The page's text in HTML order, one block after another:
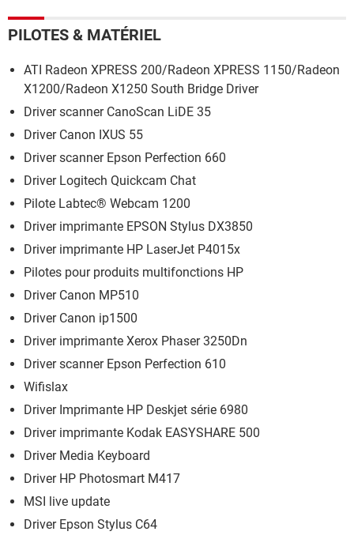
PILOTES & MATÉRIEL
ATI Radeon XPRESS 200/Radeon XPRESS 1150/Radeon
X1200/Radeon X1250 South Bridge Driver
Driver scanner CanoScan LiDE 35
Driver Canon IXUS 55
Driver scanner Epson Perfection 660
Driver Logitech Quickcam Chat
Pilote Labtec® Webcam 1200
Driver imprimante EPSON Stylus DX3850
Driver imprimante HP LaserJet P4015x
Pilotes pour produits multifonctions HP
Driver Canon MP510
Driver Canon ip1500
Driver imprimante Xerox Phaser 3250Dn
Driver scanner Epson Perfection 610
Wifislax
Driver Imprimante HP Deskjet série 6980
Driver imprimante Kodak EASYSHARE 500
Driver Media Keyboard
Driver HP Photosmart M417
MSI live update
Driver Epson Stylus C64